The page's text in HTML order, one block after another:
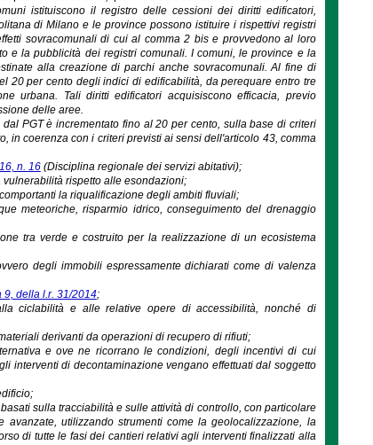
istituiscono il registro delle cessioni dei diritti edificatori,
di Milano e le province possono istituire i rispettivi registri
sovracomunali di cui al comma 2 bis e provvedono al loro
e la pubblicità dei registri comunali. I comuni, le province e la
alla creazione di parchi anche sovracomunali. Al fine di
20 per cento degli indici di edificabilità, da perequare entro tre
urbana. Tali diritti edificatori acquisiscono efficacia, previo
delle aree.
PGT è incrementato fino al 20 per cento, sulla base di criteri
in coerenza con i criteri previsti ai sensi dell'articolo 43, comma
n. 16(Disciplina regionale dei servizi abitativi);
rispetto alle esondazioni;
la riqualificazione degli ambiti fluviali;
meteoriche, risparmio idrico, conseguimento del drenaggio
tra verde e costruito per la realizzazione di un ecosistema
degli immobili espressamente dichiarati come di valenza
9, della l.r. 31/2014;
ciclabilità e alle relative opere di accessibilità, nonché di
derivanti da operazioni di recupero di rifiuti;
e ove ne ricorrano le condizioni, degli incentivi di cui
interventi di decontaminazione vengano effettuati dal soggetto
sulla tracciabilità e sulle attività di controllo, con particolare
utilizzando strumenti come la geolocalizzazione, la
di tutte le fasi dei cantieri relativi agli interventi finalizzati alla